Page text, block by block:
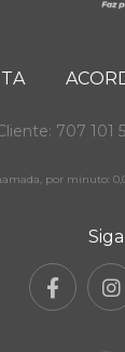
707 101
por minuto: